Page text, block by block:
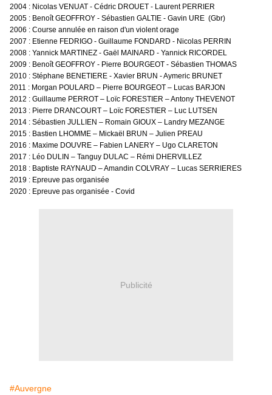
2004 : Nicolas VENUAT - Cédric DROUET - Laurent PERRIER
2005 : Benoît GEOFFROY - Sébastien GALTIE - Gavin URE (Gbr)
2006 : Course annulée en raison d'un violent orage
2007 : Etienne FEDRIGO - Guillaume FONDARD - Nicolas PERRIN
2008 : Yannick MARTINEZ - Gaël MAINARD - Yannick RICORDEL
2009 : Benoît GEOFFROY - Pierre BOURGEOT - Sébastien THOMAS
2010 : Stéphane BENETIERE - Xavier BRUN - Aymeric BRUNET
2011 : Morgan POULARD – Pierre BOURGEOT – Lucas BARJON
2012 : Guillaume PERROT – Loïc FORESTIER – Antony THEVENOT
2013 : Pierre DRANCOURT – Loïc FORESTIER – Luc LUTSEN
2014 : Sébastien JULLIEN – Romain GIOUX – Landry MEZANGE
2015 : Bastien LHOMME – Mickaël BRUN – Julien PREAU
2016 : Maxime DOUVRE – Fabien LANERY – Ugo CLARETON
2017 : Léo DULIN – Tanguy DULAC – Rémi DHERVILLEZ
2018 : Baptiste RAYNAUD – Amandin COLVRAY – Lucas SERRIERES
2019 : Epreuve pas organisée
2020 : Epreuve pas organisée - Covid
Publicité
#Auvergne